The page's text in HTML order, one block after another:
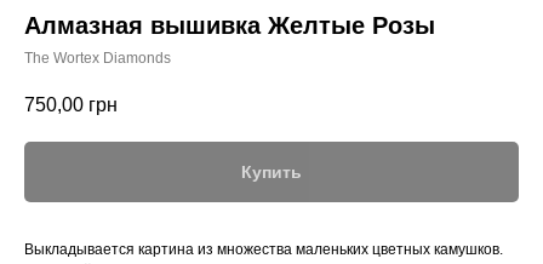
Алмазная вышивка Желтые Розы
The Wortex Diamonds
750,00 грн
Купить
Выкладывается картина из множества маленьких цветных камушков.